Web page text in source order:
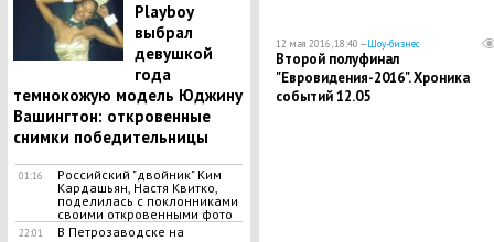
Playboy
выбрал
девушкой
года
темнокожую модель Юджину
Вашингтон: откровенные
снимки победительницы
01:16
Российский "двойник" Ким
Кардашьян, Настя Квитко,
поделилась с поклонниками
своими откровенными фото
22:01
В Петрозаводске на
12 мая 2016, 18:40 —Шоу-бизнес
Второй полуфинал
"Евровидения-2016". Хроника
событий 12.05